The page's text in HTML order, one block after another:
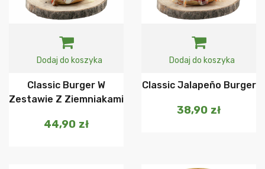
Dodaj do koszyka
Classic Burger W
Zestawie Z Ziemniakami
44,90 zł
Dodaj do koszyka
Classic Jalapeño Burger
38,90 zł